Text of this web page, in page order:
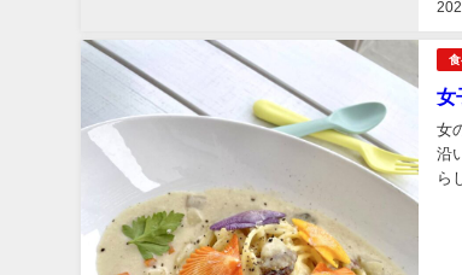
食
女
女の
沿
ら